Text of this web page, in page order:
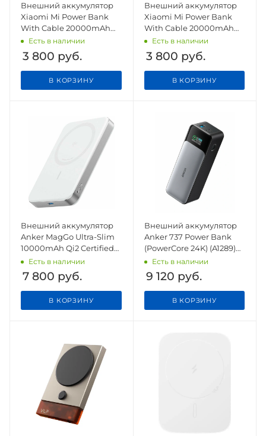
Внешний аккумулятор
Xiaomi Mi Power Bank
With Cable 20000mAh
67W PB2067 Light Grey
CN
Есть в наличии
3 800 руб.
В КОРЗИНУ
Внешний аккумулятор
Xiaomi Mi Power Bank
With Cable 20000mAh
67W PB2067 Light Blue
CN
Есть в наличии
3 800 руб.
В КОРЗИНУ
Внешний аккумулятор
Anker MagGo Ultra-Slim
10000mAh Qi2 Certified
15W/30W белый
Есть в наличии
7 800 руб.
В КОРЗИНУ
Внешний аккумулятор
Anker 737 Power Bank
(PowerCore 24K) (A1289)
черный
Есть в наличии
9 120 руб.
В КОРЗИНУ